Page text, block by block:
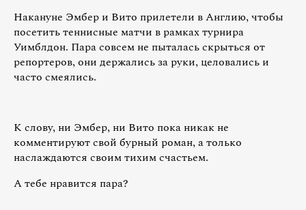
Накануне Эмбер и Вито прилетели в Англию, чтобы
посетить теннисные матчи в рамках турнира
Уимблдон. Пара совсем не пыталась скрыться от
репортеров, они держались за руки, целовались и
часто смеялись.
К слову, ни Эмбер, ни Вито пока никак не
комментируют свой бурный роман, а только
наслаждаются своим тихим счастьем.
А тебе нравится пара?